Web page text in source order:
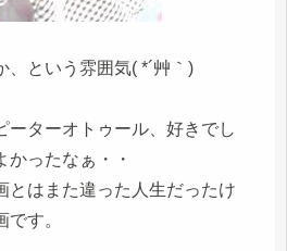
、という雰囲気( *´艸｀)
ーターオトゥール、好きでし
かったなぁ・・
とはまた違った人生だったけ
す。